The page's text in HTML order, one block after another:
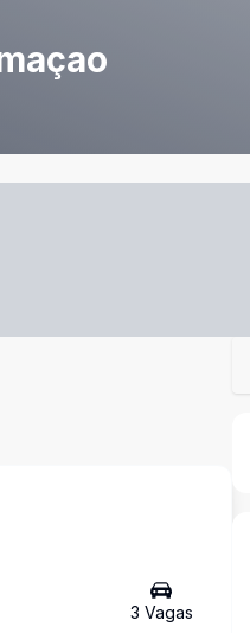
3 Vagas